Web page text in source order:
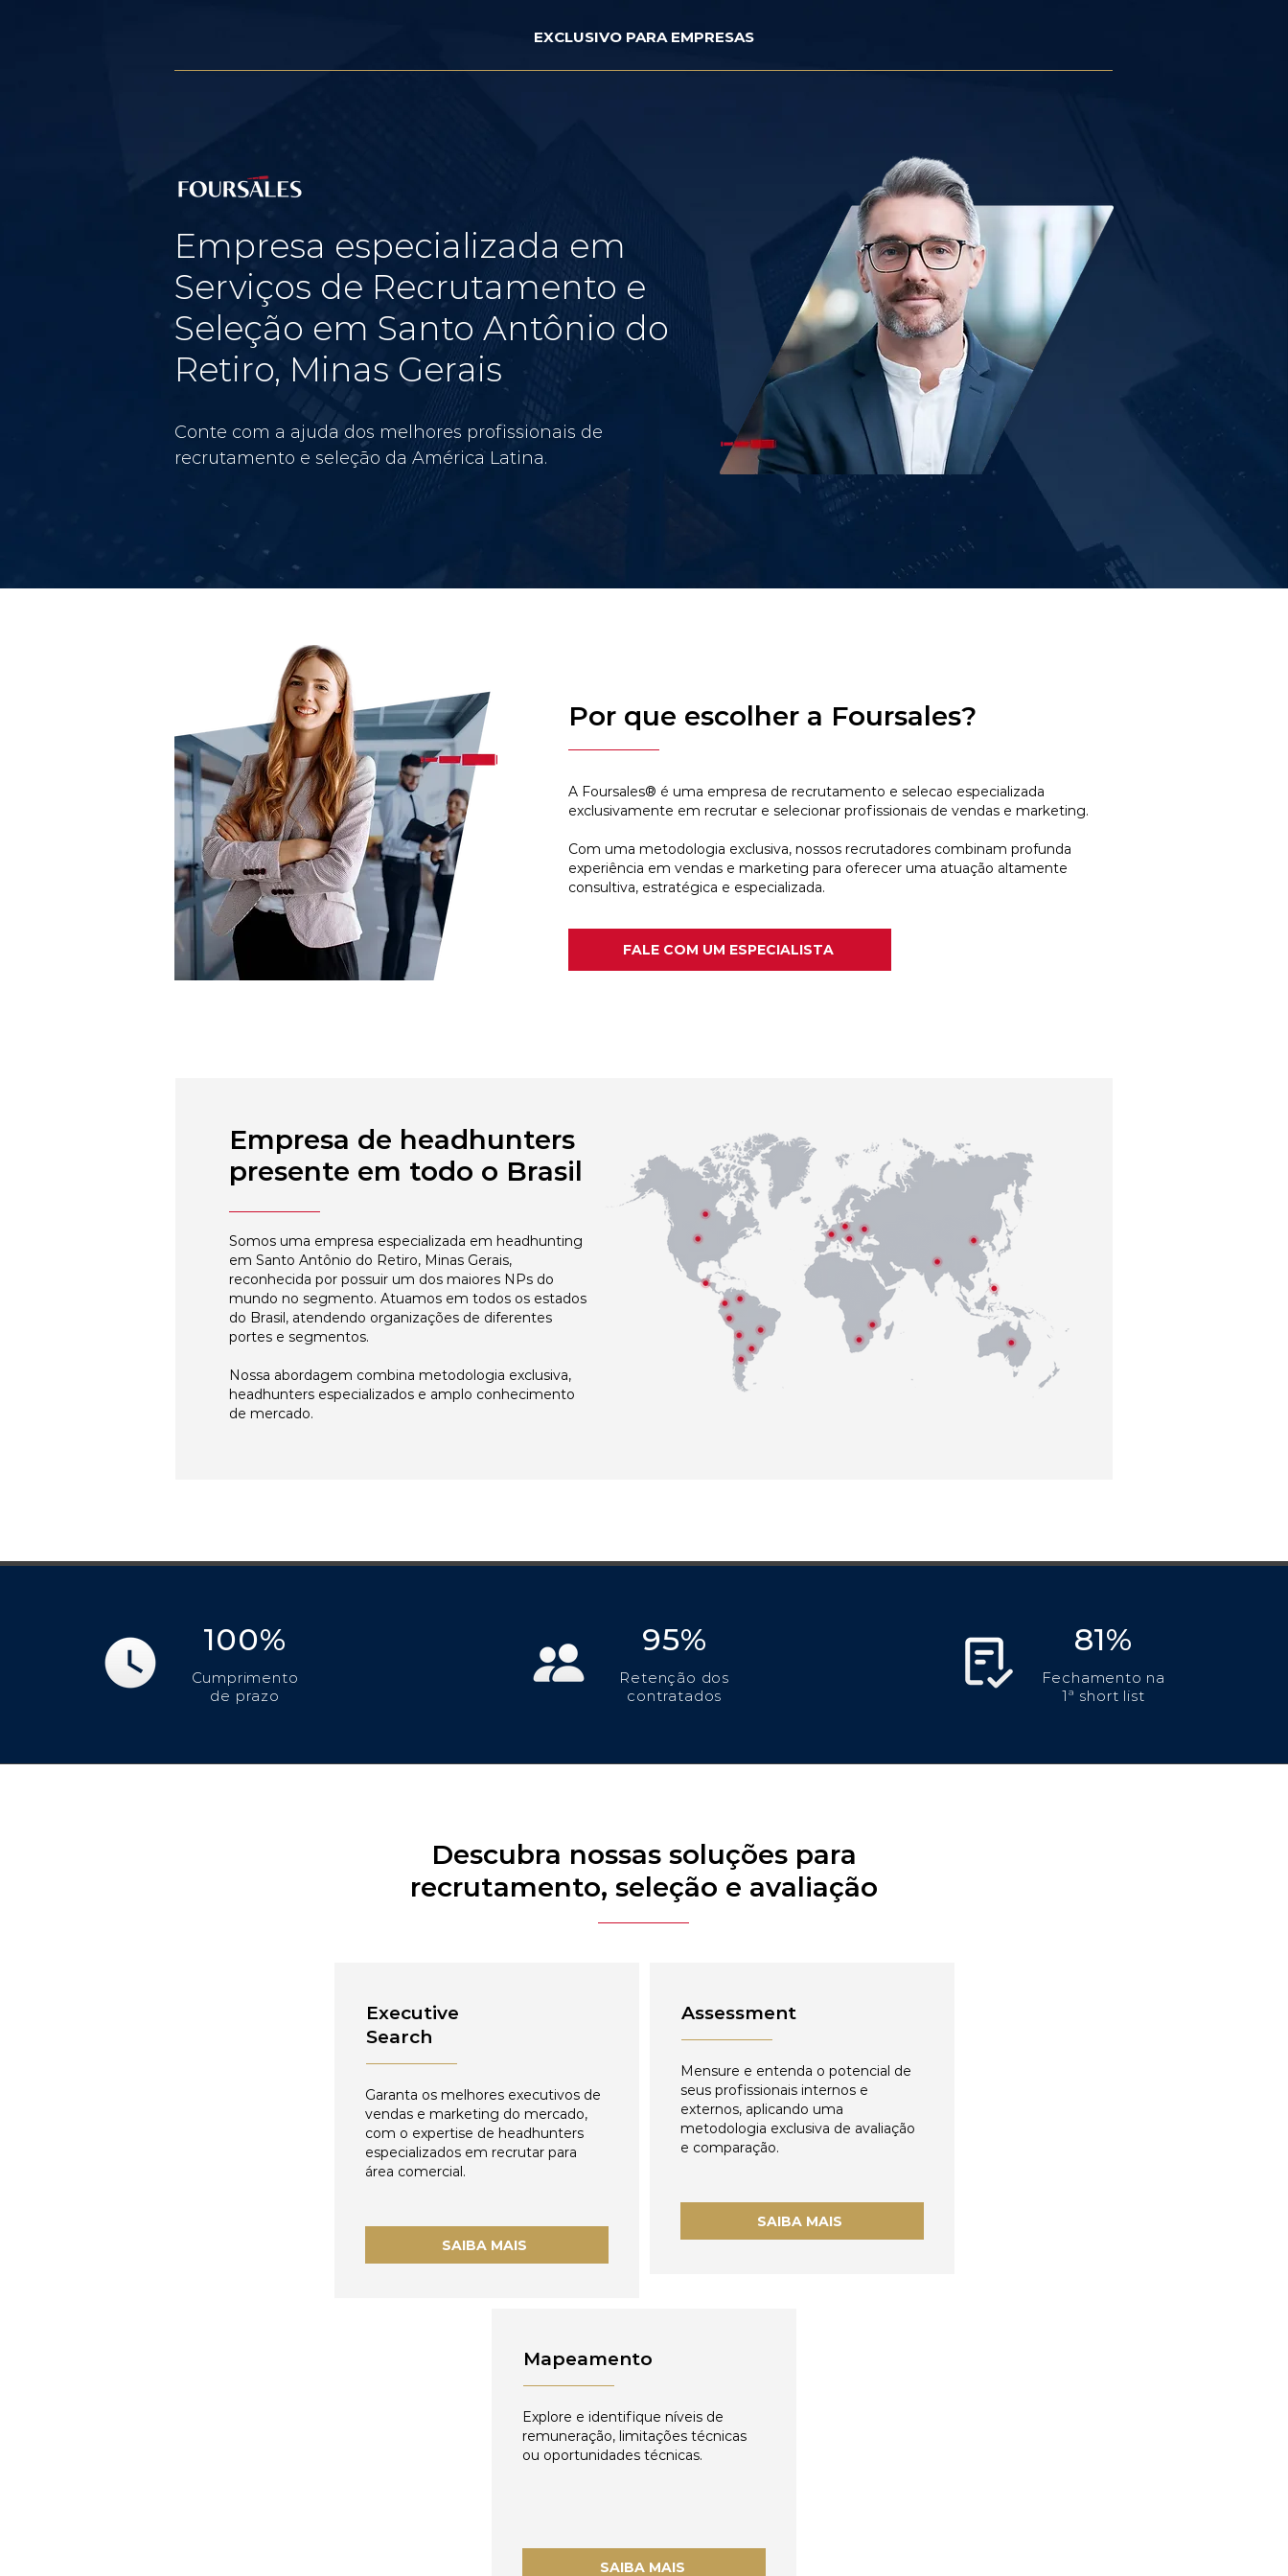
EXCLUSIVO PARA EMPRESAS
Empresa especializada em
Serviços de Recrutamento e
Seleção em Santo Antônio do
Retiro, Minas Gerais
Conte com a ajuda dos melhores profissionais de
recrutamento e seleção da América Latina.
Por que escolher a Foursales?
A Foursales® é uma empresa de recrutamento e selecao especializada
exclusivamente em recrutar e selecionar profissionais de vendas e marketing.
Com uma metodologia exclusiva, nossos recrutadores combinam profunda
experiência em vendas e marketing para oferecer uma atuação altamente
consultiva, estratégica e especializada.
FALE COM UM ESPECIALISTA
Empresa de headhunters
presente em todo o Brasil
Somos uma empresa especializada em headhunting
em Santo Antônio do Retiro, Minas Gerais,
reconhecida por possuir um dos maiores NPs do
mundo no segmento. Atuamos em todos os estados
do Brasil, atendendo organizações de diferentes
portes e segmentos.
Nossa abordagem combina metodologia exclusiva,
headhunters especializados e amplo conhecimento
de mercado.
100%
Cumprimento
de prazo
95%
Retenção dos
contratados
81%
Fechamento na
1ª short list
Descubra nossas soluções para
recrutamento, seleção e avaliação
Executive
Search
Garanta os melhores executivos de
vendas e marketing do mercado,
com o expertise de headhunters
especializados em recrutar para
área comercial.
SAIBA MAIS
Assessment
Mensure e entenda o potencial de
seus profissionais internos e
externos, aplicando uma
metodologia exclusiva de avaliação
e comparação.
SAIBA MAIS
Mapeamento
Explore e identifique níveis de
remuneração, limitações técnicas
ou oportunidades técnicas.
SAIBA MAIS